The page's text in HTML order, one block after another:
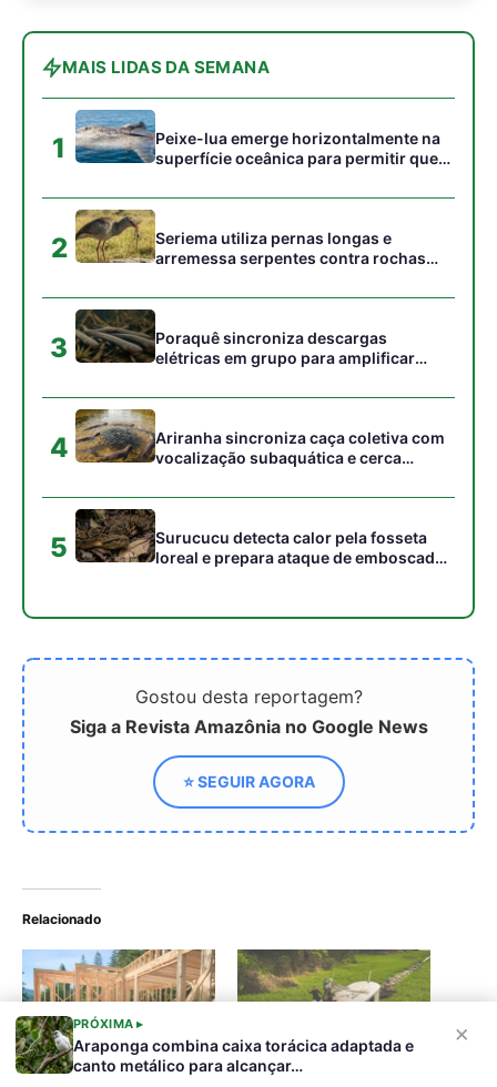
×
PRÓXIMA ▸
Araponga combina caixa torácica adaptada e
canto metálico para alcançar…
4
vocalização subaquática e cerca
5
Surucucu detecta calor pela fosseta
loreal e prepara ataque de emboscada
Gostou desta reportagem?
Siga a Revista Amazônia no Google News
⭐ SEGUIR AGORA
Relacionado
Madeira engenheirada
avança como solução
climática na construção
Bioeconomia na
Amazônia: BioHubs e
Núcleos fortalecem
desenvolvimento
Bioeconomia paraense
movimenta R$ 13,5
bilhões e revela desafios
de inclusão e
sustentabilidade